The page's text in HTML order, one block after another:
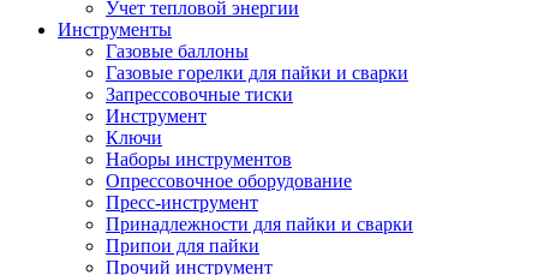
Учет тепловой энергии
Инструменты
Газовые баллоны
Газовые горелки для пайки и сварки
Запрессовочные тиски
Инструмент
Ключи
Наборы инструментов
Опрессовочное оборудование
Пресс-инструмент
Принадлежности для пайки и сварки
Припои для пайки
Прочий инструмент